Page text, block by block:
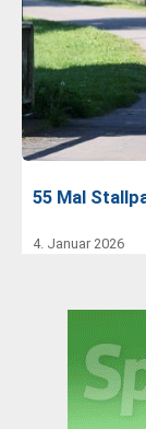
55 Mal
4. Januar 2026